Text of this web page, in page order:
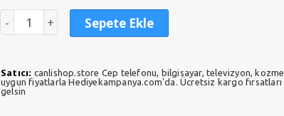
Sepete Ekle
Satıcı: canlishop.store Cep telefonu, bilgisayar, televizyon,
uygun fiyatlarla Hediyekampanya.com'da. Ücretsiz kargo fırsatları
gelsin